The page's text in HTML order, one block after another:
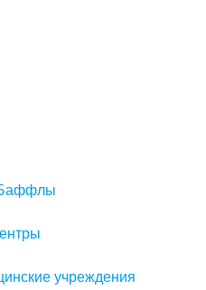
Баффлы
учреждения